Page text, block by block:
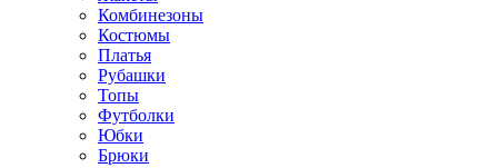
Комбинезоны
Костюмы
Платья
Рубашки
Топы
Футболки
Юбки
Брюки